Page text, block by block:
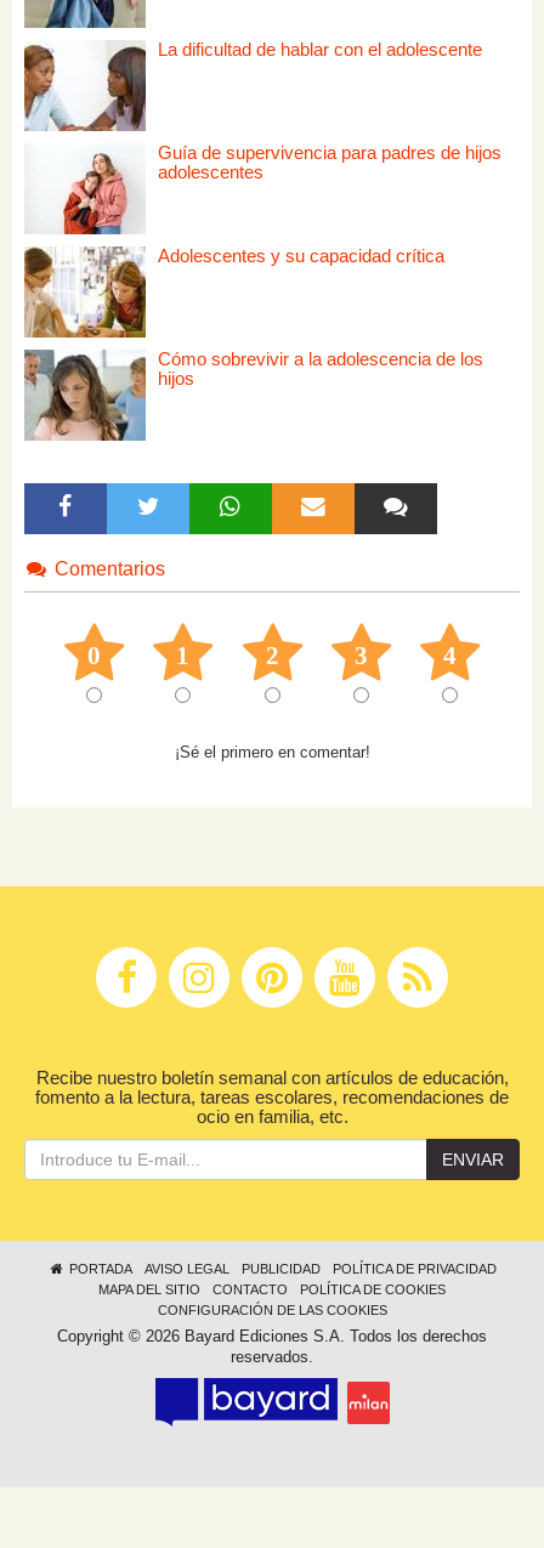
La dificultad de hablar con el adolescente
Guía de supervivencia para padres de hijos
adolescentes
Adolescentes y su capacidad crítica
Cómo sobrevivir a la adolescencia de los
hijos
Comentarios
0 1 2 3 4
¡Sé el primero en comentar!
Recibe nuestro boletín semanal con artículos de educación,
fomento a la lectura, tareas escolares, recomendaciones de
ocio en familia, etc.
ENVIAR
PORTADA AVISO LEGAL PUBLICIDAD
POLÍTICA DE PRIVACIDAD
MAPA DEL SITIO
CONTACTO
POLÍTICA DE COOKIES
CONFIGURACIÓN DE LAS COOKIES
Copyright © 2026 Bayard Ediciones S.A. Todos los derechos
reservados.